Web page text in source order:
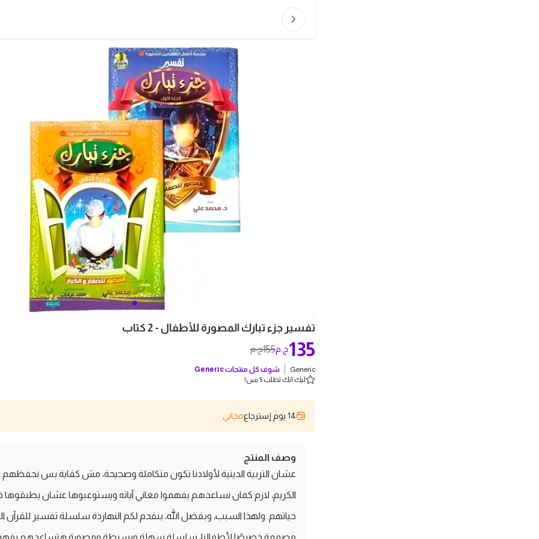
تفسير جزء تبارك المصورة للأطفال - 2 كتاب
155ج.م 135ج.م
Generic شوف كل منتجاتGeneric
ليك انك تطلب 5 بس!
14 يوم إسترجاع مجاني
وصف المنتج
عشان التربية الدينية لأولادنا تكون متكاملة وصحيحة، مش كفاية بس نحفظهم
الكريم، لازم كمان نساعدهم يفهموا معاني آياته ويستوعبوها عشان يطبقوها
حياتهم. ولهذا السبب، وبفضل الله، بنقدم لكم النهاردة سلسلة تفسير للقرآن
مصممة خصيصًا لأطفالنا، سلسلة سهلة وبسيطة ومصورة هتساعدهم